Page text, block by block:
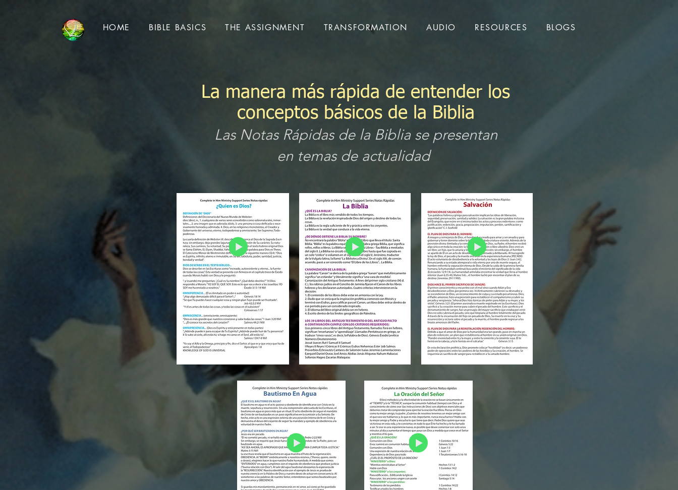
HOME BIBLE BASICS THE ASSIGNMENT TRANSFORMATION AUDIO RESOURCES BLOGS
La manera más rápida de entender los
conceptos básicos de la Biblia
Las Notas Rápidas de la Biblia se presentan
en temas de actualidad​